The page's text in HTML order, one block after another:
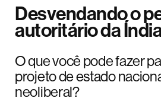
Desvendando o
autoritário da
O que você pode fazer
projeto de estado
neoliberal?